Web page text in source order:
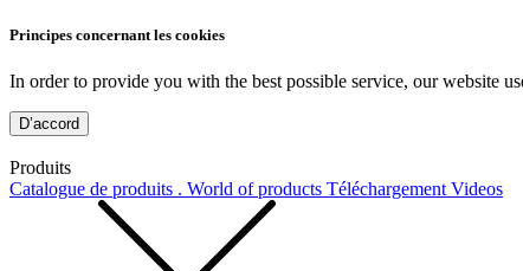
Principes concernant les cookies
In order to provide you with the best possible service, our website
D’accord
Produits
Catalogue de produits . World of products Téléchargement Videos